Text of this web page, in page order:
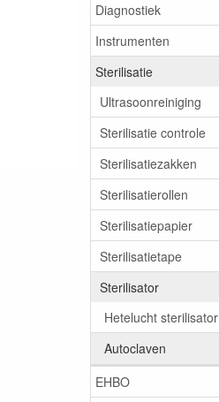
Diagnostiek
Instrumenten
Sterilisatie
Ultrasoonreiniging
Sterilisatie controle
Sterilisatiezakken
Sterilisatierollen
Sterilisatiepapier
Sterilisatietape
Sterilisator
Hetelucht sterilisator
Autoclaven
EHBO